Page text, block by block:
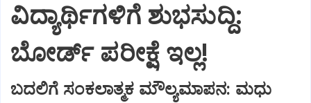
ವಿದ್ಯಾರ್ಥಿಗಳಿಗೆ ಶುಭಸುದ್ದಿ:
ಬೋರ್ಡ್‌ ಪರೀಕ್ಷೆ ಇಲ್ಲ!
ಬದಲಿಗೆ ಸಂಕಲಾತ್ಮಕ ಮೌಲ್ಯಮಾಪನ: ಮಧು